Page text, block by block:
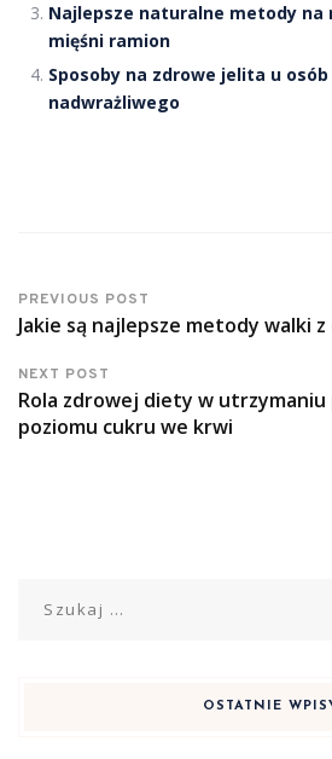
Najlepsze naturalne metody na
mięśni ramion
Sposoby na zdrowe jelita u
nadwrażliwego
PREVIOUS POST
Jakie są najlepsze metody walki
NEXT POST
Rola zdrowej diety w utrzymaniu
poziomu cukru we krwi
OSTATNIE